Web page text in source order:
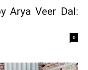
Arya Veer Dal:
0